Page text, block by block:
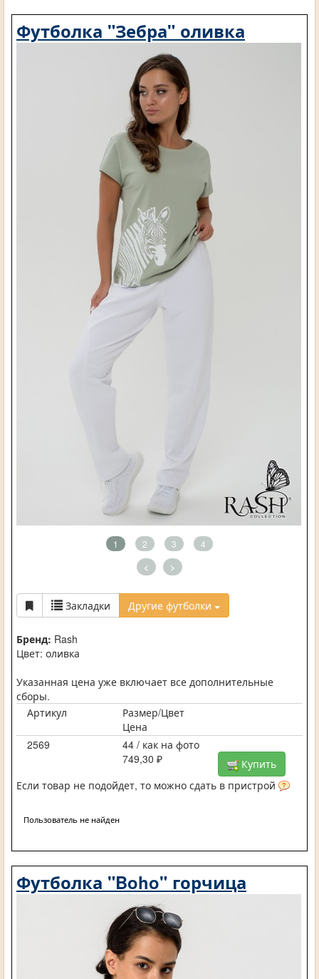
Футболка "Зебра" оливка
1 2 3 4
< >
Закладки Другие футболки
Бренд: Rash
Цвет: оливка
Указанная цена уже включает все дополнительные
сборы.
Артикул
Размер/Цвет
Цена
2569
44 / как на фото
749,30 ₽
Купить
Если товар не подойдет, то можно сдать в пристрой
Пользователь не найден
Футболка "Boho" горчица